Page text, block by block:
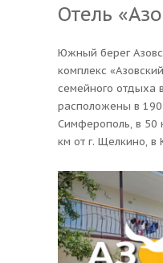
Отель
Южный берег
комплекс
семейного отдыха
расположены в 190
Симферополь, в 50
км от г. Щелкино, в